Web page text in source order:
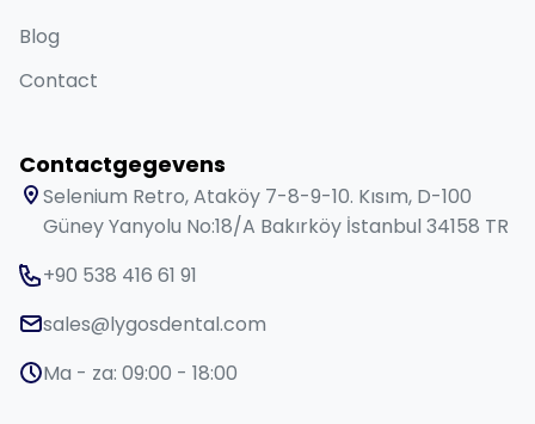
Blog
Contact
Contactgegevens
Selenium Retro, Ataköy 7-8-9-10. Kısım, D-100
Güney Yanyolu No:18/A Bakırköy İstanbul 34158 TR
+90 538 416 61 91
sales@lygosdental.com
Ma - za: 09:00 - 18:00